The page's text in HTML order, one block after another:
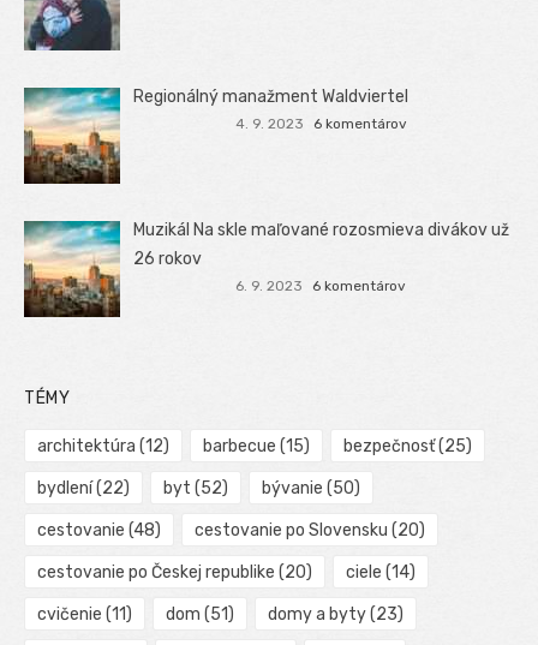
Regionálný manažment Waldviertel
4. 9. 2023 6 komentárov
Muzikál Na skle maľované rozosmieva divákov už
26 rokov
6. 9. 2023 6 komentárov
TÉMY
architektúra (12) barbecue (15) bezpečnosť(25)
bydlení(22) byt (52) bývanie (50)
cestovanie (48) cestovanie po Slovensku (20)
cestovanie po Českej republike (20) ciele (14)
cvičenie (11) dom (51) domy a byty(23)